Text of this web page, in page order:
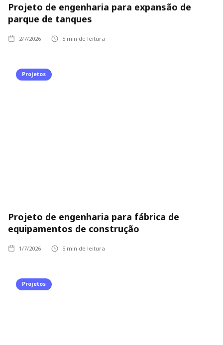
Projeto de engenharia para expansão de
parque de tanques
2/7/2026 5 min de leitura
Projetos
Projeto de engenharia para fábrica de
equipamentos de construção
1/7/2026 5 min de leitura
Projetos